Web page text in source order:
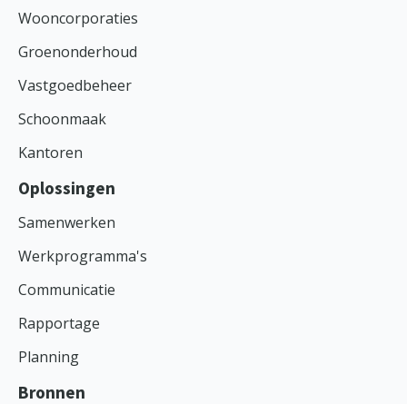
Wooncorporaties
Groenonderhoud
Vastgoedbeheer
Schoonmaak
Kantoren
Oplossingen
Samenwerken
Werkprogramma's
Communicatie
Rapportage
Planning
Bronnen